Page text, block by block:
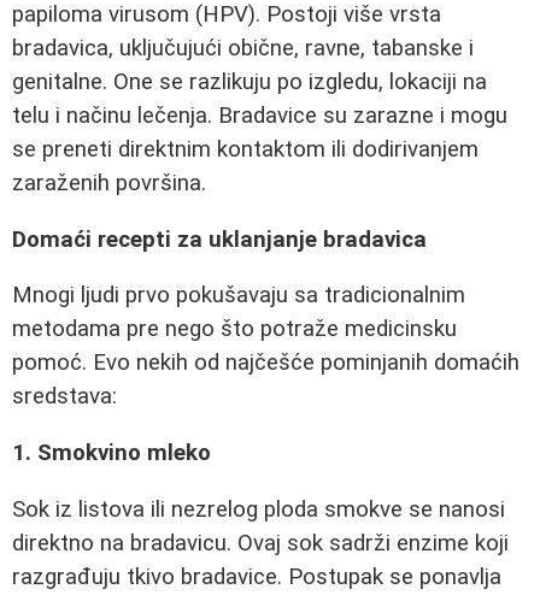
papiloma virusom (HPV). Postoji više vrsta
bradavica, uključujući obične, ravne, tabanske i
genitalne. One se razlikuju po izgledu, lokaciji na
telu i načinu lečenja. Bradavice su zarazne i mogu
se preneti direktnim kontaktom ili dodirivanjem
zaraženih površina.
Domaći recepti za uklanjanje bradavica
Mnogi ljudi prvo pokušavaju sa tradicionalnim
metodama pre nego što potraže medicinsku
pomoć. Evo nekih od najčešće pominjanih domaćih
sredstava:
1. Smokvino mleko
Sok iz listova ili nezrelog ploda smokve se nanosi
direktno na bradavicu. Ovaj sok sadrži enzime koji
razgrađuju tkivo bradavice. Postupak se ponavlja